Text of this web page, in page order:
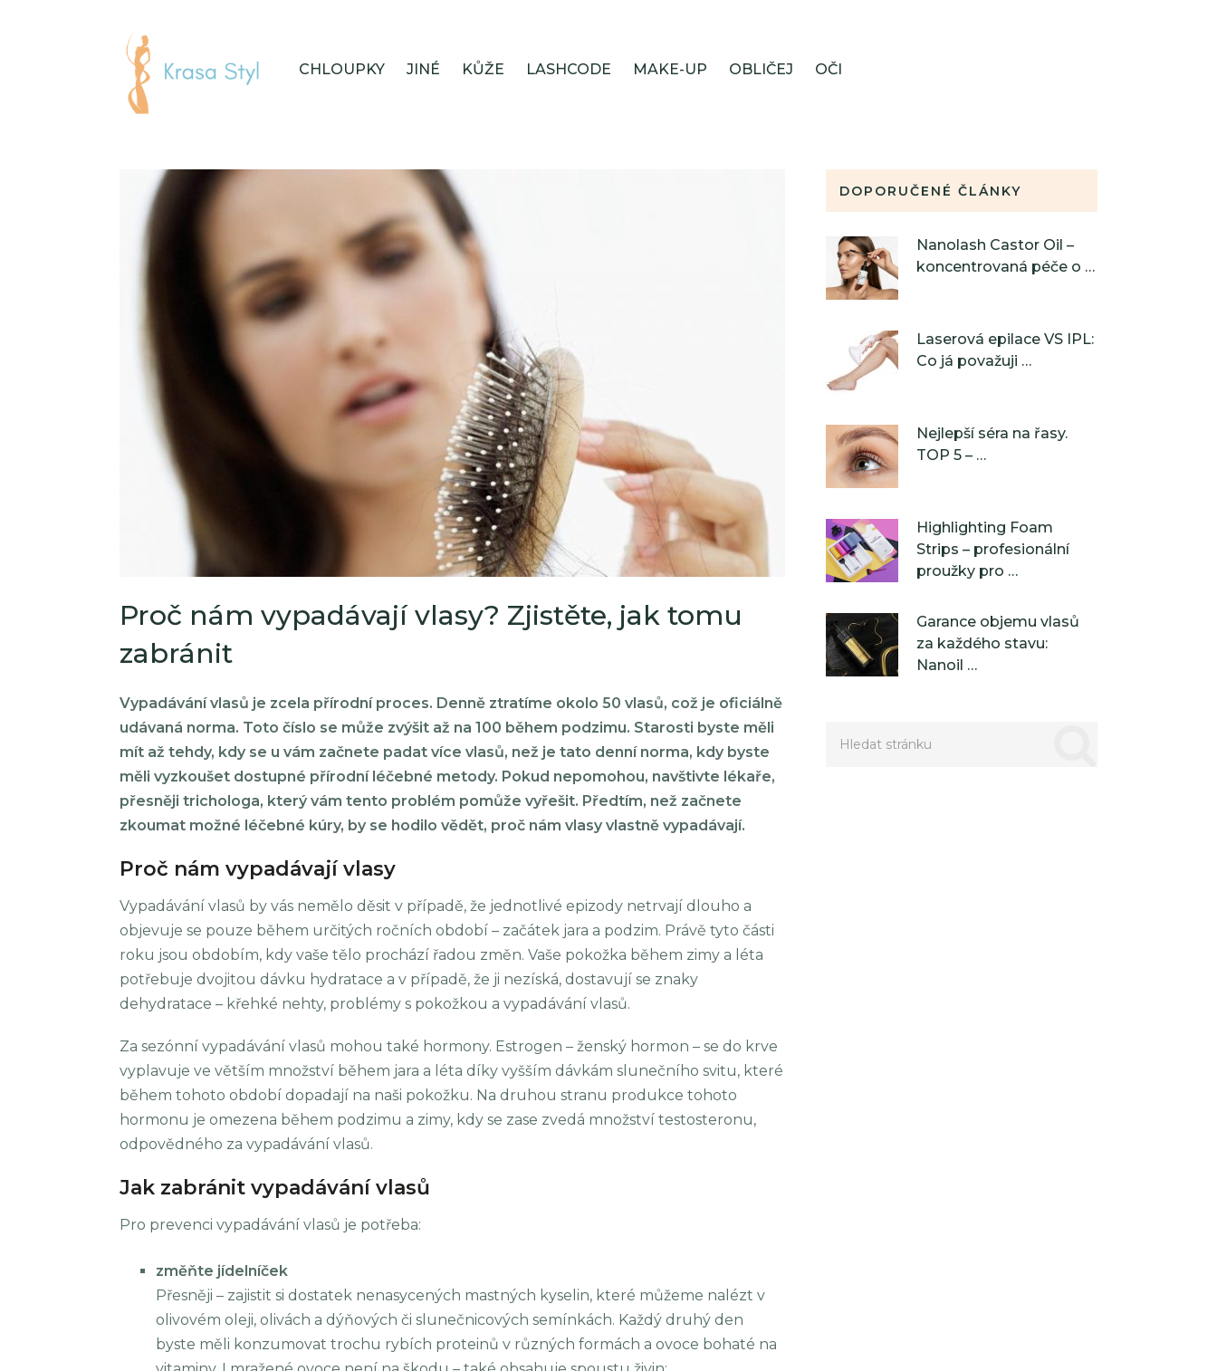
CHLOUPKY JINÉ KŮŽE LASHCODE MAKE-UP OBLIČEJ OČI
Proč nám vypadávají vlasy? Zjistěte, jak tomu
zabránit
Vypadávání vlasů je zcela přírodní proces. Denně ztratíme okolo 50 vlasů, což je oficiálně
udávaná norma. Toto číslo se může zvýšit až na 100 během podzimu. Starosti byste měli
mít až tehdy, kdy se u vám začnete padat více vlasů, než je tato denní norma, kdy byste
měli vyzkoušet dostupné přírodní léčebné metody. Pokud nepomohou, navštivte lékaře,
přesněji trichologa, který vám tento problém pomůže vyřešit. Předtím, než začnete
zkoumat možné léčebné kúry, by se hodilo vědět, proč nám vlasy vlastně vypadávají.
Proč nám vypadávají vlasy
Vypadávání vlasů by vás nemělo děsit v případě, že jednotlivé epizody netrvají dlouho a
objevuje se pouze během určitých ročních období – začátek jara a podzim. Právě tyto části
roku jsou obdobím, kdy vaše tělo prochází řadou změn. Vaše pokožka během zimy a léta
potřebuje dvojitou dávku hydratace a v případě, že ji nezíská, dostavují se znaky
dehydratace – křehké nehty, problémy s pokožkou a vypadávání vlasů.
Za sezónní vypadávání vlasů mohou také hormony. Estrogen – ženský hormon – se do krve
vyplavuje ve větším množství během jara a léta díky vyšším dávkám slunečního svitu, které
během tohoto období dopadají na naši pokožku. Na druhou stranu produkce tohoto
hormonu je omezena během podzimu a zimy, kdy se zase zvedá množství testosteronu,
odpovědného za vypadávání vlasů.
Jak zabránit vypadávání vlasů
Pro prevenci vypadávání vlasů je potřeba:
změňte jídelníček
Přesněji – zajistit si dostatek nenasycených mastných kyselin, které můžeme nalézt v
olivovém oleji, olivách a dýňových či slunečnicových semínkách. Každý druhý den
byste měli konzumovat trochu rybích proteinů v různých formách a ovoce bohaté na
DOPORUČENÉ ČLÁNKY
Nanolash Castor Oil –
koncentrovaná péče o …
Laserová epilace VS IPL:
Co já považuji …
Nejlepší séra na řasy.
TOP 5 – …
Highlighting Foam
Strips – profesionální
proužky pro …
Garance objemu vlasů
za každého stavu:
Nanoil …